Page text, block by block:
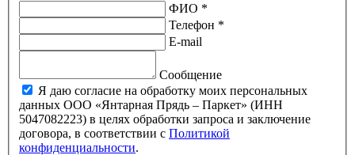
ФИО *
Телефон *
E-mail
Сообщение
Я даю согласие на обработку моих персональных
данных ООО «Янтарная Прядь – Паркет» (ИНН
5047082223) в целях обработки запроса и заключение
договора, в соответствии с Политикой
конфиденциальности.